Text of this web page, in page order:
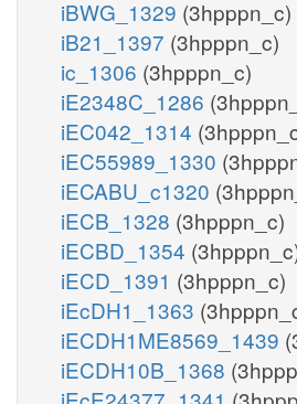
iBWG_1329 (3hpppn_c)
iB21_1397 (3hpppn_c)
ic_1306 (3hpppn_c)
iE2348C_1286
iEC042_1314
iEC55989_1330
iECABU_c1320
iECB_1328 (3hpppn_c)
iECBD_1354
iECD_1391 (3hpppn_c)
iEcDH1_1363
iECDH1ME8569_1439
iECDH10B_1368